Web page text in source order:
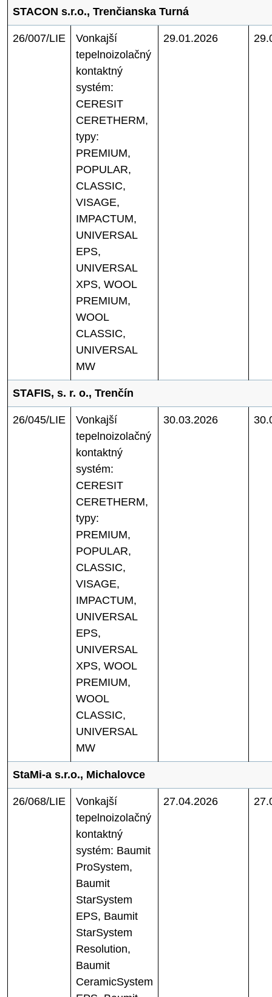
STACON s.r.o., Trenčianska Turná
26/007/LIE
Vonkajší
tepelnoizolačný
kontaktný
systém:
CERESIT
CERETHERM,
typy:
PREMIUM,
POPULAR,
CLASSIC,
VISAGE,
IMPACTUM,
UNIVERSAL
EPS,
UNIVERSAL
XPS, WOOL
PREMIUM,
WOOL
CLASSIC,
UNIVERSAL
MW
29.01.2026
STAFIS, s. r. o., Trenčín
26/045/LIE
Vonkajší
tepelnoizolačný
kontaktný
systém:
CERESIT
CERETHERM,
typy:
PREMIUM,
POPULAR,
CLASSIC,
VISAGE,
IMPACTUM,
UNIVERSAL
EPS,
UNIVERSAL
XPS, WOOL
PREMIUM,
WOOL
CLASSIC,
UNIVERSAL
MW
30.03.2026
StaMi-a s.r.o., Michalovce
26/068/LIE
Vonkajší
tepelnoizolačný
kontaktný
systém: Baumit
ProSystem,
Baumit
StarSystem
EPS, Baumit
StarSystem
Resolution,
Baumit
CeramicSystem
27.04.2026